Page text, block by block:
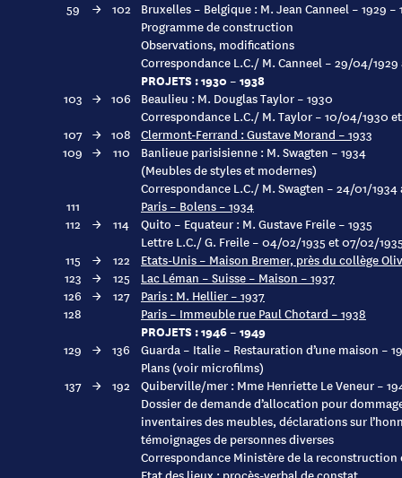
59
→ 102
Bruxelles – Belgique : M. Jean Canneel – 1929 –
Programme de construction
Observations, modifications
Correspondance L.C./ M. Canneel – 29/04/1929
PROJETS : 1930 – 1938
103 → 106
Beaulieu : M. Douglas Taylor – 1930
Correspondance L.C./ M. Taylor – 10/04/1930
107 → 108 Clermont-Ferrand : Gustave Morand – 1933
109 → 110
Banlieue parisisienne : M. Swagten – 1934
(Meubles de styles et modernes)
Correspondance L.C./ M. Swagten – 24/01/
111
Paris – Bolens – 1934
112
→ 114
Quito – Equateur : M. Gustave Freile – 1935
Lettre L.C./ G. Freile – 04/02/1935 et 07/02/
115
→ 122
Etats-Unis – Maison Bremer, près du collège
123
→ 125
Lac Léman – Suisse – Maison – 1937
126
→ 127
Paris : M. Hellier – 1937
128
Paris – Immeuble rue Paul Chotard – 1938
PROJETS : 1946 – 1949
129 → 136
Guarda – Italie – Restauration d’une maison –
Plans (voir microfilms)
137
→ 192 Quiberville/mer : Mme Henriette Le Veneur –
Dossier de demande d’allocation pour
inventaires des meubles, déclarations sur
témoignages de personnes diverses
Correspondance Ministère de la reconstruction
Etat des lieux : procès-verbal de constat